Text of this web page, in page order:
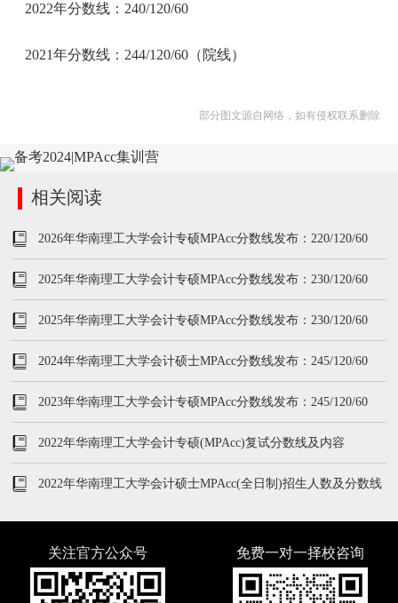
2022年分数线：240/120/60
2021年分数线：244/120/60（院线）
部分图文源自网络，如有侵权联系删除
相关阅读
2026年华南理工大学会计专硕MPAcc分数线发布：220/120/60
2025年华南理工大学会计专硕MPAcc分数线发布：230/120/60
2025年华南理工大学会计专硕MPAcc分数线发布：230/120/60
2024年华南理工大学会计硕士MPAcc分数线发布：245/120/60
2023年华南理工大学会计专硕MPAcc分数线发布：245/120/60
2022年华南理工大学会计专硕(MPAcc)复试分数线及内容
2022年华南理工大学会计硕士MPAcc(全日制)招生人数及分数线
关注官方公众号 免费一对一择校咨询